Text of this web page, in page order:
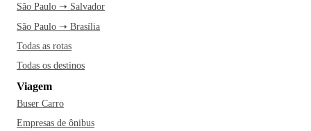
São Paulo ➝ Salvador
São Paulo ➝ Brasília
Todas as rotas
Todas os destinos
Viagem
Buser Carro
Empresas de ônibus